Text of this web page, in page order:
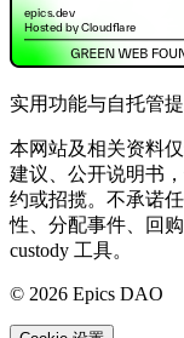
实用功能与自托管
本网站及相关资料
建议、公开说明书
约或招揽。不承诺
性、分配事件、回
custody 工具。
© 2026 Epics DAO